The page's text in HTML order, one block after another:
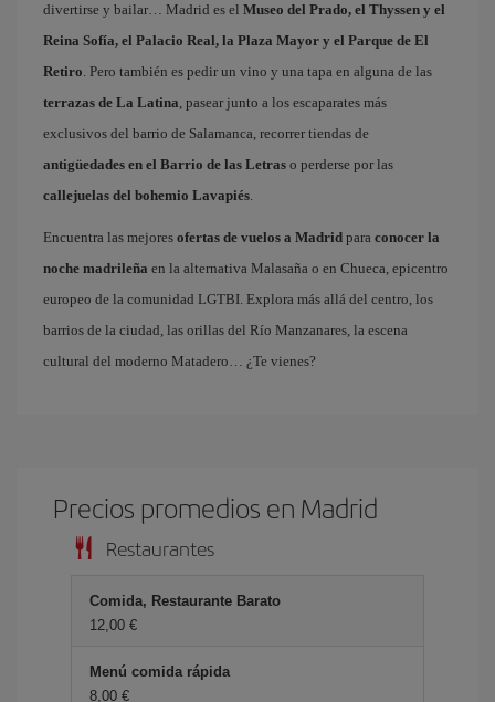
divertirse y bailar… Madrid es el Museo del Prado, el Thyssen y el
Reina Sofía, el Palacio Real, la Plaza Mayor y el Parque de El
Retiro. Pero también es pedir un vino y una tapa en alguna de las
terrazas de La Latina, pasear junto a los escaparates más
exclusivos del barrio de Salamanca, recorrer tiendas de
antigüedades en el Barrio de las Letras o perderse por las
callejuelas del bohemio Lavapiés.
Encuentra las mejores ofertas de vuelos a Madrid para conocer la
noche madrileña en la alternativa Malasaña o en Chueca, epicentro
europeo de la comunidad LGTBI. Explora más allá del centro, los
barrios de la ciudad, las orillas del Río Manzanares, la escena
cultural del moderno Matadero… ¿Te vienes?
Precios promedios en Madrid
Restaurantes
Comida, Restaurante Barato
12,00 €
Menú comida rápida
8,00 €